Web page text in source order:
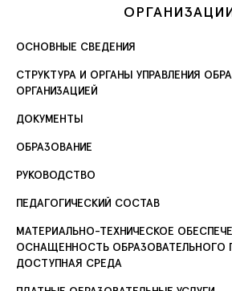
ОСНОВНЫЕ СВЕДЕНИЯ
СТРУКТУРА И ОРГАНЫ УПРАВЛЕНИЯ
ОРГАНИЗАЦИЕЙ
ДОКУМЕНТЫ
ОБРАЗОВАНИЕ
РУКОВОДСТВО
ПЕДАГОГИЧЕСКИЙ СОСТАВ
МАТЕРИАЛЬНО-ТЕХНИЧЕСКОЕ
ОСНАЩЕННОСТЬ ОБРАЗОВАТЕЛЬНОГО
ДОСТУПНАЯ СРЕДА